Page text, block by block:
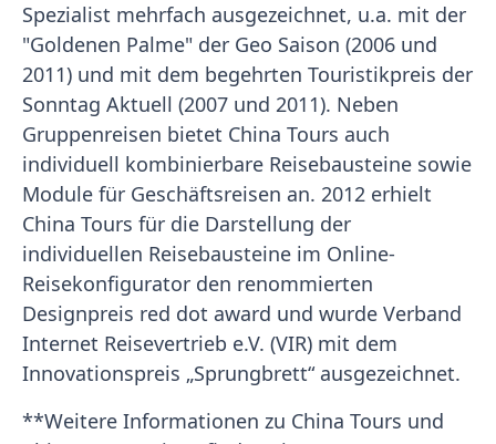
Spezialist mehrfach ausgezeichnet, u.a. mit der
"Goldenen Palme" der Geo Saison (2006 und
2011) und mit dem begehrten Touristikpreis der
Sonntag Aktuell (2007 und 2011). Neben
Gruppenreisen bietet China Tours auch
individuell kombinierbare Reisebausteine sowie
Module für Geschäftsreisen an. 2012 erhielt
China Tours für die Darstellung der
individuellen Reisebausteine im Online-
Reisekonfigurator den renommierten
Designpreis red dot award und wurde Verband
Internet Reisevertrieb e.V. (VIR) mit dem
Innovationspreis „Sprungbrett“ ausgezeichnet.
**Weitere Informationen zu China Tours und